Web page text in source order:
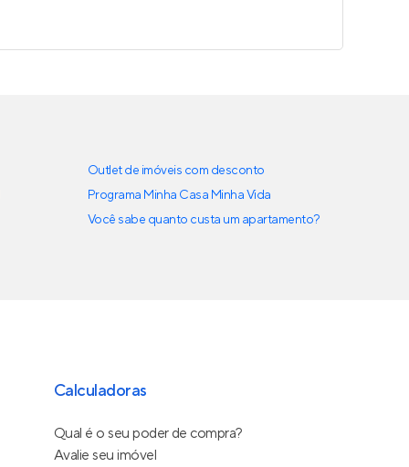
Outlet de imóveis com desconto
Programa Minha Casa Minha Vida
Você sabe quanto custa um apartamento?
Calculadoras
Qual é o seu poder de compra?
Avalie seu imóvel